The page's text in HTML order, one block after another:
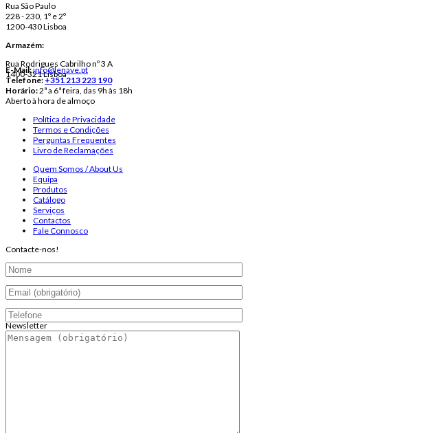
Rua São Paulo
228 - 230, 1º e 2º
1200-430 Lisboa
Armazém:
Rua Rodrigues Cabrilho nº 3 A
1400-321 Lisboa
E-Mail:info@lenave.pt
Telefone:+351 213 223 190
Horário:2ª a 6ª feira, das 9h às 18h
Aberto à hora de almoço
Política de Privacidade
Termos e Condições
Perguntas Frequentes
Livro de Reclamações
Quem Somos / About Us
Equipa
Produtos
Catálogo
Serviços
Contactos
Fale Connosco
Contacte-nos!
Newsletter
Endereço de email: